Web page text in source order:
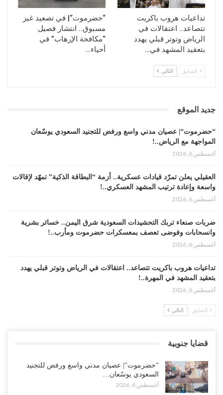
تداعيات هروب باكريت
تتصاعد.. اعتقالات في
الرياض وتوتر قبلي يهدد
بتعقيد المشهد في…
“حضرموت“| في تصعيد غير
مسبوق.. انتشار فصيل
“مكافحة الإرهاب” في
أحياء…
السابق التالي
جديد الموقع
“حضرموت“| عصيان مدني واسع ورفض للتجنيد السعودي يوسّعان
المواجهة مع الرياض..!
أغسطس 6, 2026
العقيلي يعلن تمرّد قيادات عسكرية.. أزمة “البطاقة الذكية” تمهّد لإقالات
واسعة وإعادة ترتيب المشهد العسكري..!
أغسطس 6, 2026
ضربات صنعاء تربك التحشيدات السعودية شرق اليمن.. خسائر بشرية
وانسحابات وفوضى تعصف بمعسكرات حضرموت ومأرب..!
أغسطس 6, 2026
تداعيات هروب باكريت تتصاعد.. اعتقالات في الرياض وتوتر قبلي يهدد
بتعقيد المشهد في المهرة..!
أغسطس 6, 2026
“حضرموت“| في تصعيد غير مسبوق.. انتشار فصيل “مكافحة الإرهاب”
للسعودية بشأن النفط..!
أغسطس 6, 2026
السابق التالي
قضايا جنوبية
“حضرموت“| عصيان مدني واسع ورفض للتجنيد
السعودي يوسّعان…
أغسطس 6, 2026